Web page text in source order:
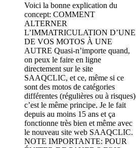
Voici la bonne explication du
concept: COMMENT
ALTERNER
L’IMMATRICULATION D’UNE
DE VOS MOTOS À UNE
AUTRE Quasi-n’importe quand,
on peux le faire en ligne
directement sur le site
SAAQCLIC, et ce, même si ce
sont des motos de catégories
différentes (régulières ou à risques)
c’est le même principe. Je le fait
depuis au moins 15 ans et ça
fonctionne très bien et même avec
le nouveau site web SAAQCLIC.
NOTE IMPORTANTE: POUR